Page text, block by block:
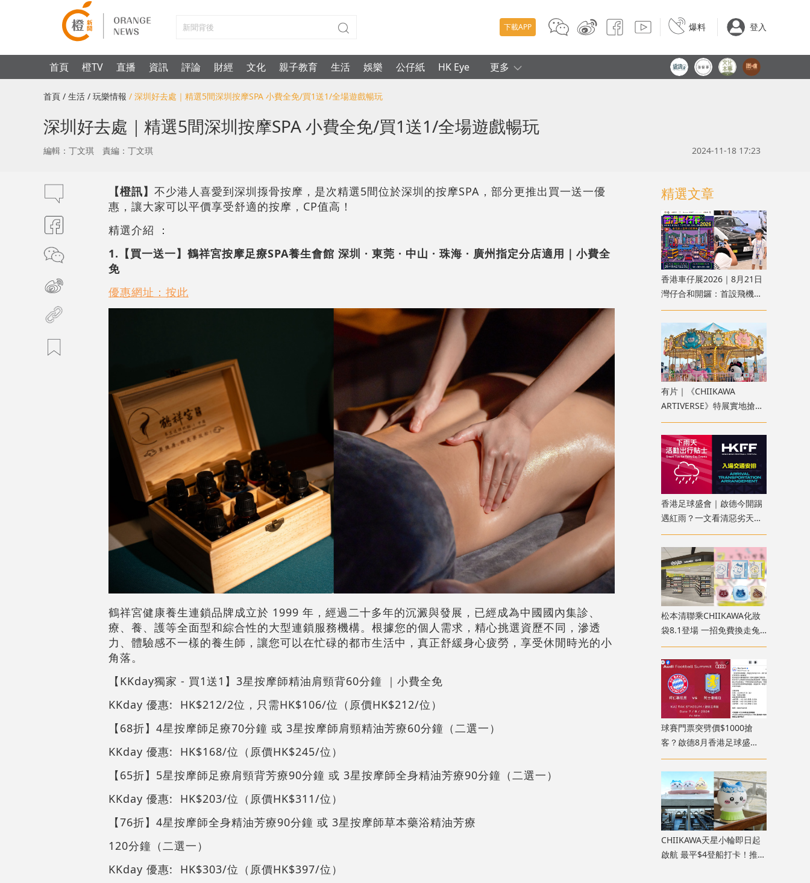
下載APP 爆料 登入
首頁 橙TV 直播 資訊 評論 財經 文化 親子教育 生活 娛樂 公仔紙 HK Eye 更多
首頁 / 生活 / 玩樂情報 / 深圳好去處｜精選5間深圳按摩SPA 小費全免/買1送1/全場遊戲暢玩
深圳好去處｜精選5間深圳按摩SPA 小費全免/買1送1/全場遊戲暢玩
編輯：丁文琪 責編：丁文琪 2024-11-18 17:23
【橙訊】 不少港人喜愛到深圳揼骨按摩，是次精選5間位於深圳的按摩SPA，部分更推出買一送一優
惠，讓大家可以平價享受舒適的按摩，CP值高！
精選介紹 ：
1.【買一送一】鶴祥宮按摩足療SPA養生會館 深圳 · 東莞 · 中山 · 珠海 · 廣州指定分店適用｜小費全
免
優惠網址：按此
鶴祥宮健康養生連鎖品牌成立於 1999 年，經過二十多年的沉澱與發展，已經成為中國國內集診、
療、養、護等全面型和綜合性的大型連鎖服務機構。根據您的個人需求，精心挑選資歷不同，滲透
力、體驗感不一樣的養生師，讓您可以在忙碌的都市生活中，真正舒緩身心疲勞，享受休閒時光的小
角落。
【KKday獨家 - 買1送1】3星按摩師精油肩頸背60分鐘 ｜小費全免
KKday 優惠: HK$212/2位，只需HK$106/位（原價HK$212/位）
【68折】4星按摩師足療70分鐘 或 3星按摩師肩頸精油芳療60分鐘（二選一）
KKday 優惠: HK$168/位（原價HK$245/位）
【65折】5星按摩師足療肩頸背芳療90分鐘 或 3星按摩師全身精油芳療90分鐘（二選一）
KKday 優惠: HK$203/位（原價HK$311/位）
【76折】4星按摩師全身精油芳療90分鐘 或 3星按摩師草本藥浴精油芳療
120分鐘（二選一）
KKday 優惠: HK$303/位（原價HK$397/位）
精選文章
香港車仔展2026｜8月21日
灣仔合和開鑼：首設飛機模
型區、100+首發產品 附購
票方法
有片｜《CHIIKAWA
ARTIVERSE》特展實地搶先
睇！全球首座木馬、4重宇
宙展區
香港足球盛會｜啟德今開踢
遇紅雨？一文看清惡劣天氣
安排、入場注意事項、限定
店位置
松本清聯乘CHIIKAWA化妝
袋8.1登場 一招免費換走兔
兔/小八收納袋！九龍灣新店
3大開幕優惠
球賽門票突劈價$1000搶
客？啟德8月香港足球盛
會、奧迪足球峰會賽程
CHIIKAWA天星小輪即日起
啟航 最平$4登船打卡！推限